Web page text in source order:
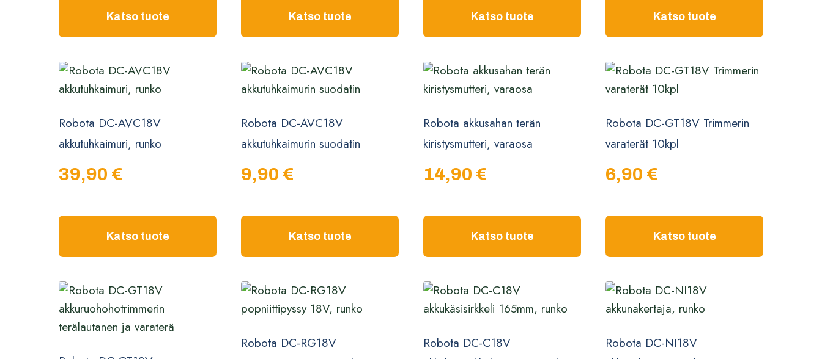
Katso tuote Katso tuote Katso tuote Katso tuote
Robota DC-AVC18V
akkutuhkaimuri, runko
39,90 €
Katso tuote
Robota DC-AVC18V
akkutuhkaimurin suodatin
9,90 €
Katso tuote
Robota akkusahan terän
kiristysmutteri, varaosa
14,90 €
Katso tuote
Robota DC-GT18V Trimmerin
varaterät 10kpl
6,90 €
Katso tuote
Robota DC-RG18V
Robota DC-C18V
Robota DC-NI18V